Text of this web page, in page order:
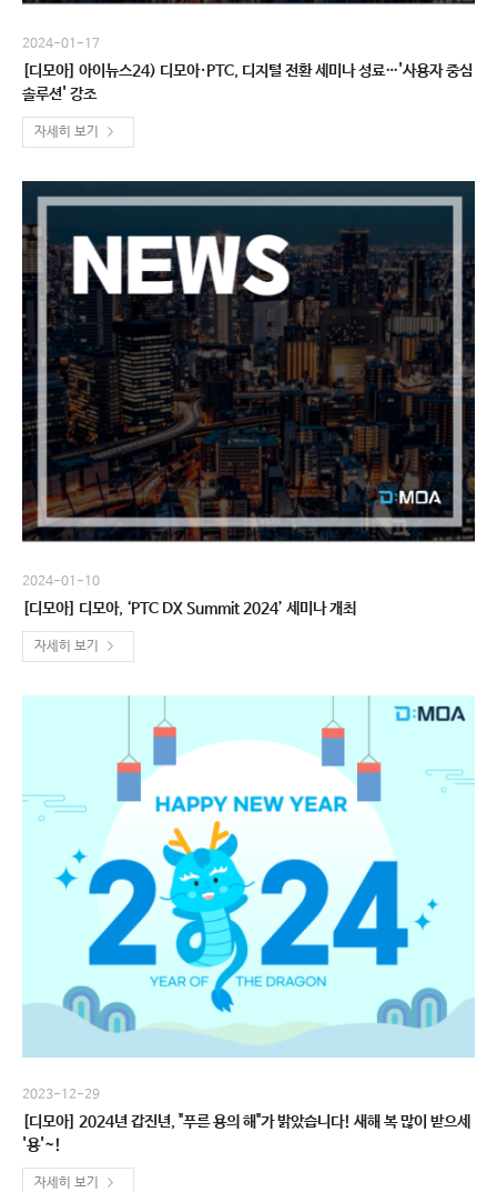
[디모아] 아이뉴스24) 디모아·PTC, 디지털 전환 세미나 성료…'사용자 중심
솔루션' 강조
2024-01-17
자세히 보기
[디모아] 디모아, ‘PTC DX Summit 2024’ 세미나 개최
2024-01-10
자세히 보기
[디모아] 2024년 갑진년, "푸른 용의 해"가 밝았습니다! 새해 복 많이 받으세
'용'~!
2023-12-29
자세히 보기